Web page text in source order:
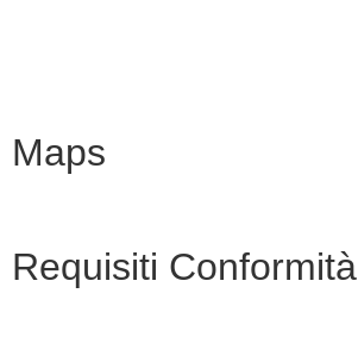
Maps
Requisiti Conformità